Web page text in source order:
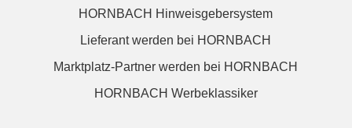
HORNBACH Hinweisgebersystem
Lieferant werden bei HORNBACH
Marktplatz-Partner werden bei HORNBACH
HORNBACH Werbeklassiker